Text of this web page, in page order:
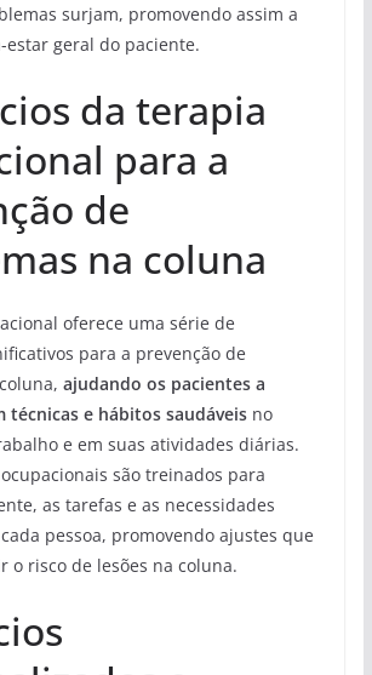
surjam, promovendo assim a
estar geral do paciente.
da terapia
para a
de
na coluna
oferece uma série de
para a prevenção de
ajudando os pacientes a
técnicas e hábitos saudáveisno
e em suas atividades diárias.
são treinados para
as tarefas e as necessidades
pessoa, promovendo ajustes que
o risco de lesões na coluna.